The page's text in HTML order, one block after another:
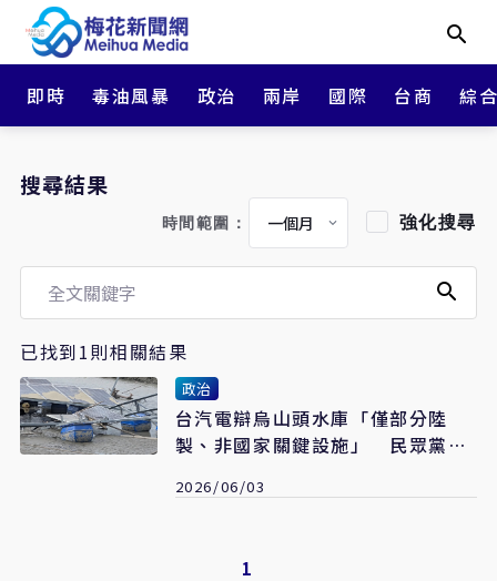
即時 毒油風暴 政治 兩岸 國際 台商 綜
搜尋結果
時間範圍： 強化搜尋
已找到1則相關結果
政治
台汽電辯烏山頭水庫「僅部分陸
製、非國家關鍵設施」 民眾黨
2026/06/03
1